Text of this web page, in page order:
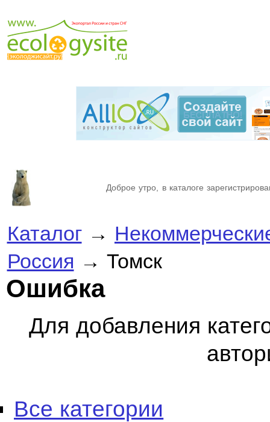
Доброе утро, в каталоге
Каталог→
Россия → Томск
Ошибка
Для добавления
Все категории